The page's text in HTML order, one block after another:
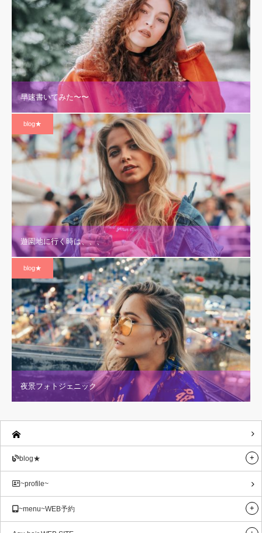
早速書いてみた〜〜
blog★
遊園地に行く時は、、、
blog★
夜景フォトジェニック
blog★
~profile~
~menu~WEB予約